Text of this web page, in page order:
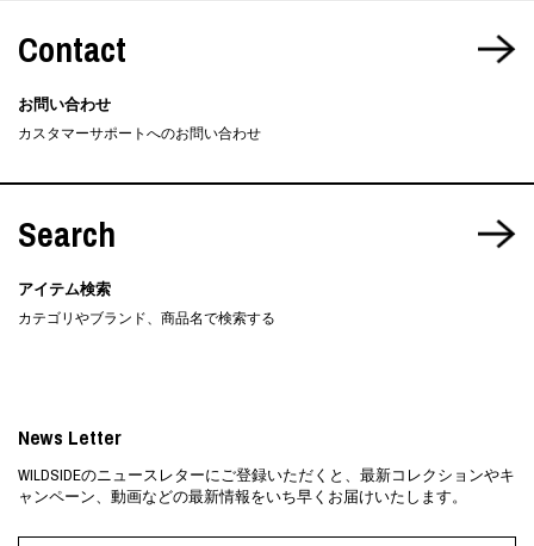
Contact
お問い合わせ
カスタマーサポートへのお問い合わせ
Search
アイテム検索
カテゴリやブランド、商品名で検索する
News Letter
WILDSIDEのニュースレターにご登録いただくと、最新コレクションやキ
ャンペーン、動画などの最新情報をいち早くお届けいたします。